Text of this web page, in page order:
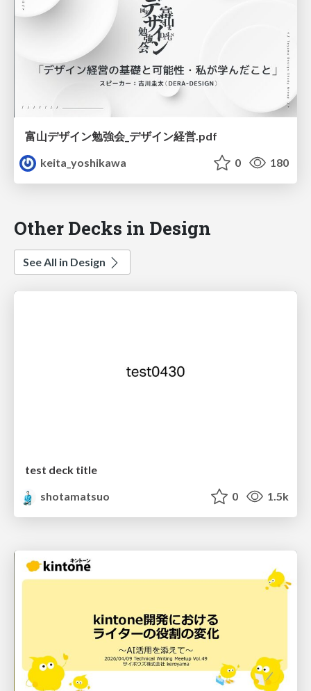
富山デザイン勉強会_デザイン経営.pdf
keita_yoshikawa
0 180
Other Decks in Design
See All in Design
test deck title
shotamatsuo
0 1.5k